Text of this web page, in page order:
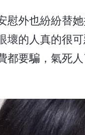
慰外也紛紛替
壞的人真的很
都要騙，氣死